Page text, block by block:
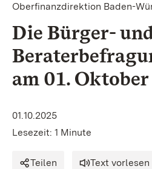
Oberfinanzdirektion Baden-
Die Bürger-
am 01.
01.10.2025
Lesezeit: 1 Minute
Teilen Text vorlesen